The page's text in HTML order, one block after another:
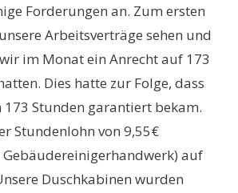
Forderungen an. Zum ersten
Arbeitsverträge sehen und
im Monat ein Anrecht auf 173
Dies hatte zur Folge, dass
173 Stunden garantiert bekam.
Stundenlohn von 9,55€
auf
Duschkabinen wurden